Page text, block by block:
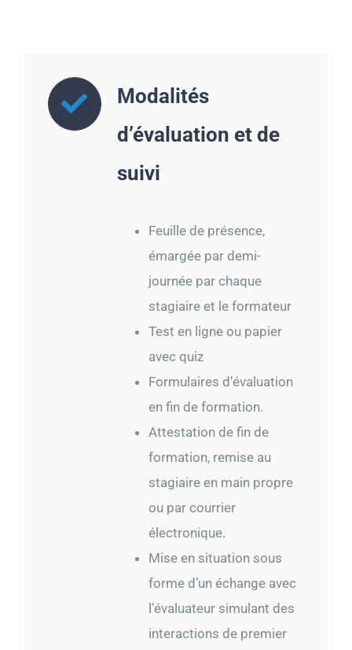
Modalités
d’évaluation et de
suivi
Feuille de présence,
émargée par demi-
journée par chaque
stagiaire et le formateur
Test en ligne ou papier
avec quiz
Formulaires d’évaluation
en fin de formation.
Attestation de fin de
formation, remise au
stagiaire en main propre
ou par courrier
électronique.
Mise en situation sous
forme d’un échange avec
l’évaluateur simulant des
interactions de premier